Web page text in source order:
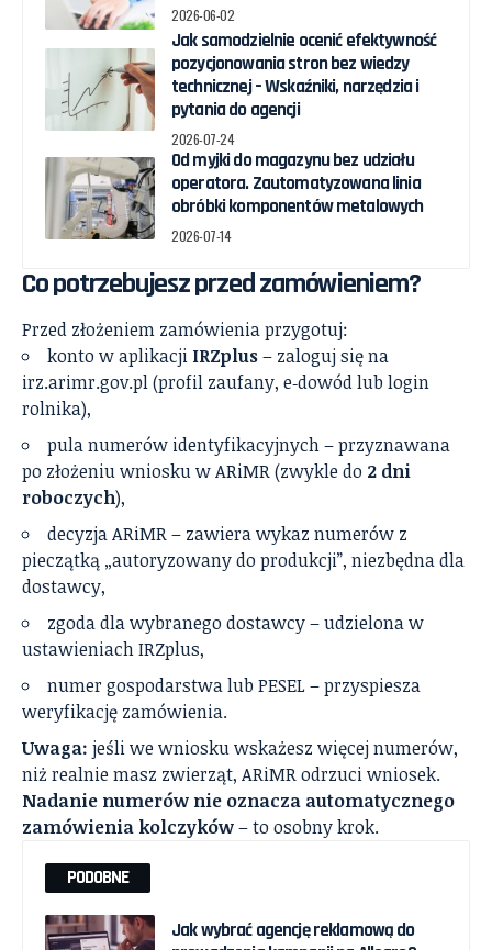
2026-06-02
Jak samodzielnie ocenić efektywność
pozycjonowania stron bez wiedzy
technicznej – Wskaźniki, narzędzia i
pytania do agencji
2026-07-24
Od myjki do magazynu bez udziału
operatora. Zautomatyzowana linia
obróbki komponentów metalowych
2026-07-14
Co potrzebujesz przed zamówieniem?
Przed złożeniem zamówienia przygotuj:
konto w aplikacji IRZplus– zaloguj się na
irz.arimr.gov.pl (profil zaufany, e‑dowód lub login
rolnika),
pula numerów identyfikacyjnych – przyznawana
po złożeniu wniosku w ARiMR (zwykle do 2 dni
roboczych),
decyzja ARiMR – zawiera wykaz numerów z
pieczątką „autoryzowany do produkcji”, niezbędna dla
dostawcy,
zgoda dla wybranego dostawcy – udzielona w
ustawieniach IRZplus,
numer gospodarstwa lub PESEL – przyspiesza
weryfikację zamówienia.
Uwaga: jeśli we wniosku wskażesz więcej numerów,
niż realnie masz zwierząt, ARiMR odrzuci wniosek.
Nadanie numerów nie oznacza automatycznego
zamówienia kolczyków– to osobny krok.
PODOBNE
Jak wybrać agencję reklamową do